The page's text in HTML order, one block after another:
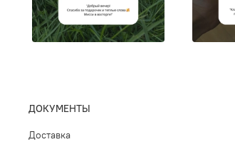
ДОКУМЕНТЫ
Доставка